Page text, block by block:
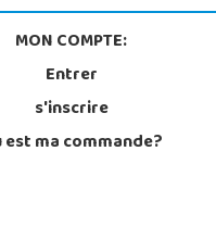
MON COMPTE:
Entrer
s'inscrire
est ma commande?